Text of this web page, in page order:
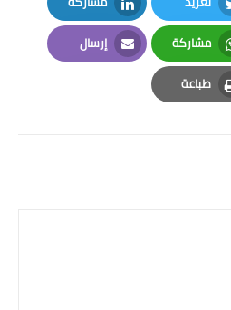
Twitter
LinkedIn
مشاركة
Whatsapp
إرسال
Email
طباعة
Print